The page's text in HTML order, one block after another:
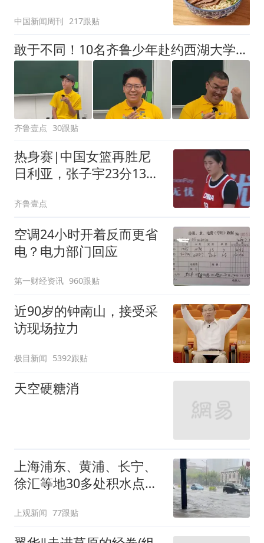
中国新闻周刊 217跟贴
敢于不同！10名齐鲁少年赴约西湖大学！他们是谁？为何而选？
齐鲁壹点 30跟贴
热身赛|中国女篮再胜尼
日利亚，张子宇23分13篮
齐鲁壹点
空调24小时开着反而更省
电？电力部门回应
第一财经资讯 960跟贴
近90岁的钟南山，接受采
访现场拉力
极目新闻 5392跟贴
天空硬糖消
上海浦东、黄浦、长宁、
徐汇等地30多处积水点正
上观新闻 77跟贴